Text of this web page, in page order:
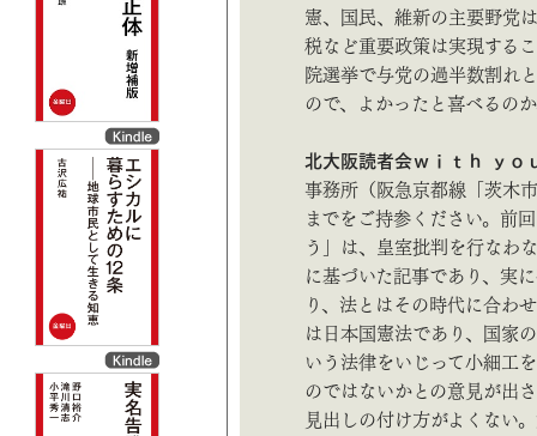
憲、国民、維新の主要野党
税など重要政策は実現する
院選挙で与党の過半数割れ
ので、よかったと喜べるの
北大阪読者会ｗｉｔｈ ｙｏ
事務所（阪急京都線「茨木
までをご持参ください。前
う」は、皇室批判を行なわ
に基づいた記事であり、実
り、法とはその時代に合わ
は日本国憲法であり、国家
いう法律をいじって小細工
のではないかとの意見が出
見出しの付け方がよくない